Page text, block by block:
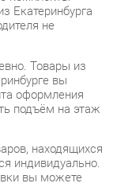
Товары из
вы
на этаж
находящихся
вы можете
а также в
можете
от покупки.